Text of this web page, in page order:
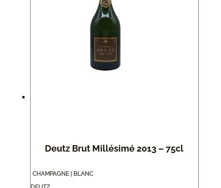
Deutz Brut Millésimé 2013 – 75cl
CHAMPAGNE | BLANC